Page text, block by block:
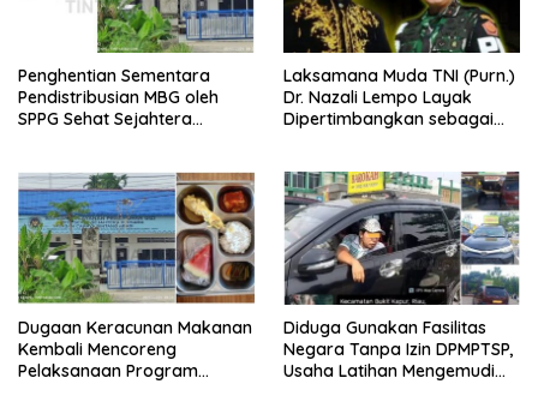
Penghentian Sementara
Pendistribusian MBG oleh
SPPG Sehat Sejahtera
Laksamana Muda TNI (Purn.)
Dr. Nazali Lempo Layak
Dipertimbangkan sebagai
Berkompromi terhadap
Penegakan Hukum
Dugaan Keracunan Makanan
Kembali Mencoreng
Pelaksanaan Program
Diduga Gunakan Fasilitas
Negara Tanpa Izin DPMPTSP,
Usaha Latihan Mengemudi